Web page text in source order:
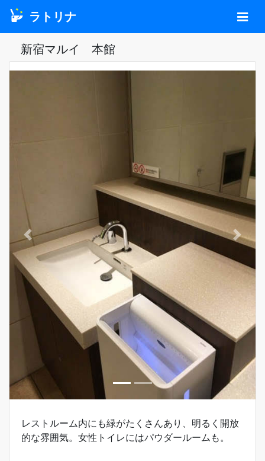
ラトリナ
新宿マルイ 本館
Previous Next
レストルーム内にも緑がたくさんあり、明るく開放
的な雰囲気。女性トイレにはパウダールームも。